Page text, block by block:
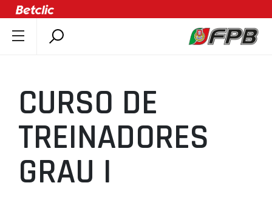
ÚLTIMAS
COMPETIÇÕES
ASSOCIAÇÕES
CLUBES
AGENTES
CURSO DE
TREINADORES
GRAU I